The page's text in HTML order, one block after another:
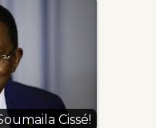
Cissé!